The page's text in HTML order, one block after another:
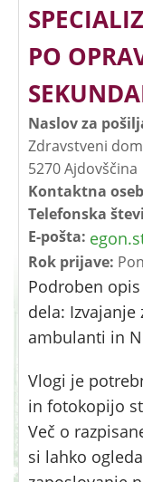
PO
Naslov za
Zdravstveni
5270 Ajdovščina
Kontaktna
Telefonska
E-pošta:
Rok prijave:
Podroben
dela:
ambulanti in
Vlogi je
in fotokopijo
Več o
si lahko